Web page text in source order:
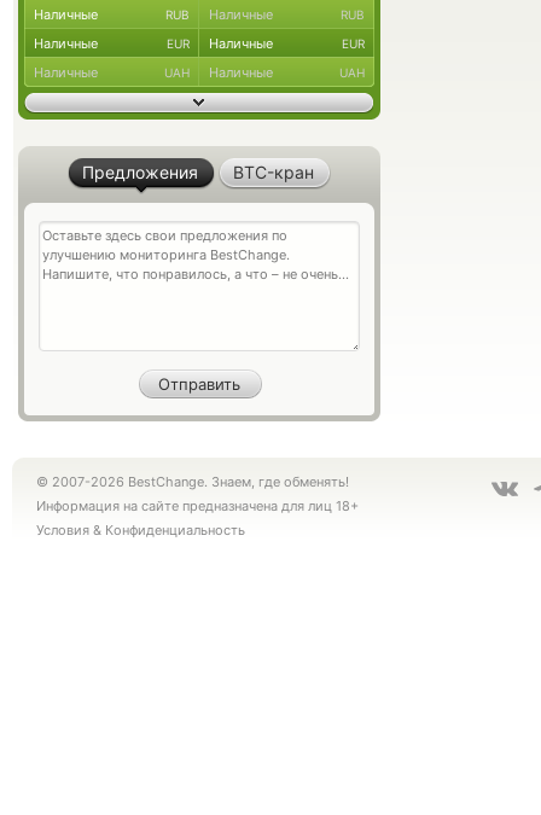
Наличные RUB Наличные RUB
Наличные EUR Наличные EUR
Наличные UAH Наличные UAH
Предложения BTC-кран
© 2007-2026 BestChange. Знаем, где обменять!
Информация на сайте предназначена для лиц 18+
Условия & Конфиденциальность